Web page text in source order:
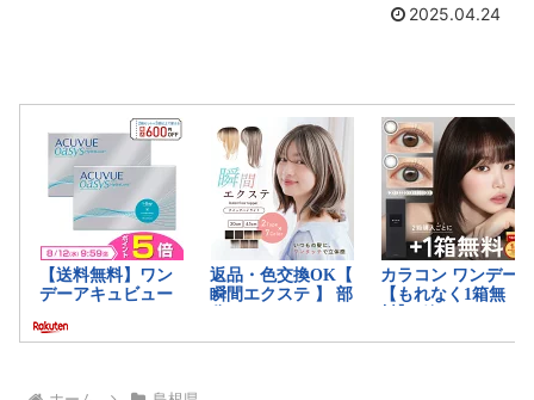
2025.04.24